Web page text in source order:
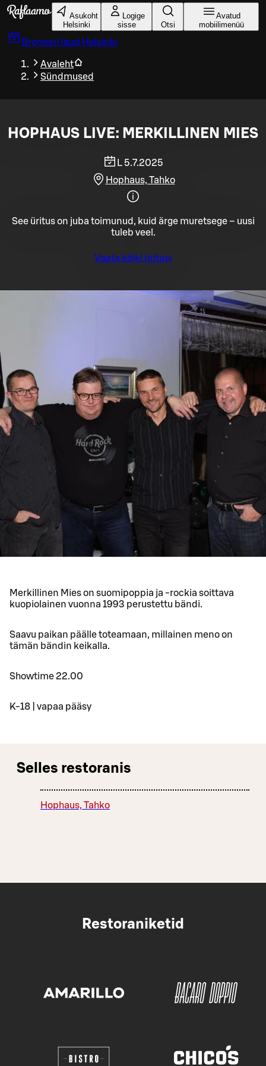
Liigu peamise sisu juurde
Asukoht
Helsinki
Logige
sisse
Otsi
Avatud
mobiilimenüü
Broneeri laud Helsinki
Avaleht
Sündmused
HOPHAUS LIVE: MERKILLINEN MIES
L 5.7.2025
Hophaus, Tahko
See üritus on juba toimunud, kuid ärge muretsege – uusi
tuleb veel.
Vaata kõiki üritusi
Merkillinen Mies on suomipoppia ja -rockia soittava
kuopiolainen vuonna 1993 perustettu bändi.
Saavu paikan päälle toteamaan, millainen meno on
tämän bändin keikalla.
Showtime 22.00
K-18 | vapaa pääsy
Selles restoranis
Hophaus, Tahko
Restoraniketid